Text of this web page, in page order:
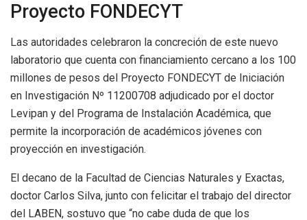
Proyecto FONDECYT
Las autoridades celebraron la concreción de este nuevo
laboratorio que cuenta con financiamiento cercano a los 100
millones de pesos del Proyecto FONDECYT de Iniciación
en Investigación Nº 11200708 adjudicado por el doctor
Levipan y del Programa de Instalación Académica, que
permite la incorporación de académicos jóvenes con
proyección en investigación.
El decano de la Facultad de Ciencias Naturales y Exactas,
doctor Carlos Silva, junto con felicitar el trabajo del director
del LABEN, sostuvo que “no cabe duda de que los